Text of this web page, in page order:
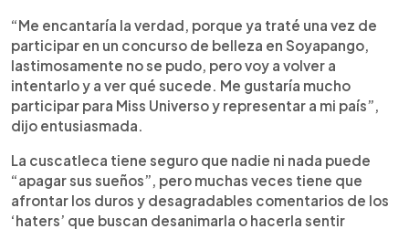
“Me encantaría la verdad, porque ya traté una vez de
participar en un concurso de belleza en Soyapango,
lastimosamente no se pudo, pero voy a volver a
intentarlo y a ver qué sucede. Me gustaría mucho
participar para Miss Universo y representar a mi país”,
dijo entusiasmada.
La cuscatleca tiene seguro que nadie ni nada puede
“apagar sus sueños”, pero muchas veces tiene que
afrontar los duros y desagradables comentarios de los
‘haters’ que buscan desanimarla o hacerla sentir